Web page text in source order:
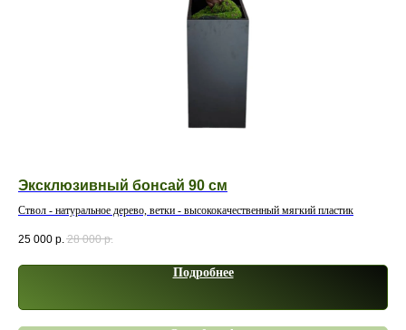
Эксклюзивный бонсай 90 см
Ствол - натуральное дерево, ветки - высококачественный мягкий пластик
25 000 р. 28 000 р.
Подробнее